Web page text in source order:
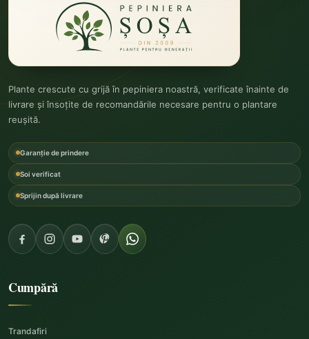
Plante crescute cu grijă în pepiniera noastră, verificate înainte de
livrare și însoțite de recomandările necesare pentru o plantare
reușită.
Garanție de prindere
Soi verificat
Sprijin după livrare
Cumpără
Trandafiri